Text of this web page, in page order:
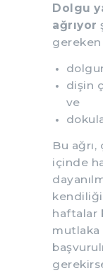
Dolgu
ağrıyor
dişin
ve
Bu
içinde
haftalar
mutlaka